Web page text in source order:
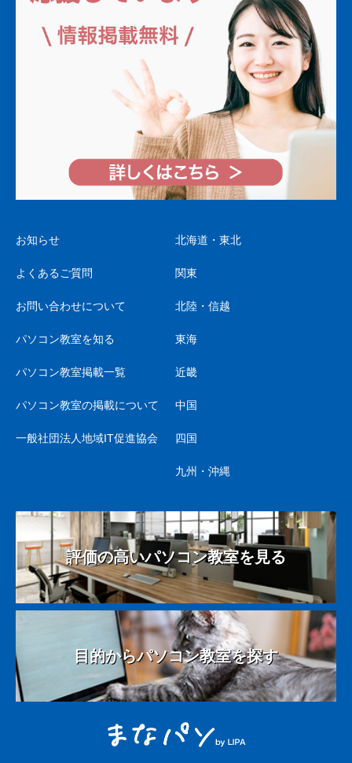
お知らせ
よくあるご質問
お問い合わせについて
パソコン教室を知る
パソコン教室掲載一覧
パソコン教室の掲載について
一般社団法人地域IT促進協会
北海道・東北
関東
北陸・信越
東海
近畿
中国
四国
九州・沖縄
評価の高いパソコン教室を見る
目的からパソコン教室を探す